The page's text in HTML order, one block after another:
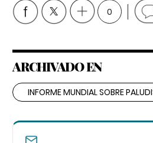
0
ARCHIVADO EN
INFORME MUNDIAL SOBRE